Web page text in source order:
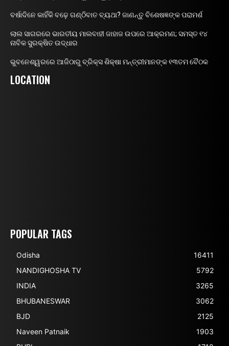
ବର୍ଷାଦିନେ କାହିଁକି ବଢ଼େ ଗଣ୍ଠିବାତ ବ୍ୟଥା? ଜାଣନ୍ତୁ ବିଶେଷଜ୍ଞଙ୍କ ପରାମର୍ଶ
ଲାଲ ସାଗରରେ ଭାରତୀୟ ମାଲବାହୀ ଜାହାଜ ଉପରେ ଆକ୍ରମଣ; ସମସ୍ତ ୧୪
ନାବିକ ସୁରକ୍ଷିତ ଉଦ୍ଧାର
ଭୁବନେଶ୍ୱରରେ ଆଜିଠାରୁ ବ୍ରିକ୍ସ ଶିକ୍ଷା ମନ୍ତ୍ରୀମାନଙ୍କ ୧୩ତମ ବୈଠକ
LOCATION
POPULAR TAGS
Odisha
16411
NANDIGHOSHA TV
5792
INDIA
3265
BHUBANESWAR
3062
BJD
2125
Naveen Patnaik
1903